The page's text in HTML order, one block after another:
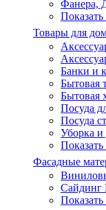
Фанера,
Показать
Товары для
Банки и
Бытовая
Бытовая
Посуда
Посуда
Уборка и
Показать
Фасадные
Сайдинг
Показать